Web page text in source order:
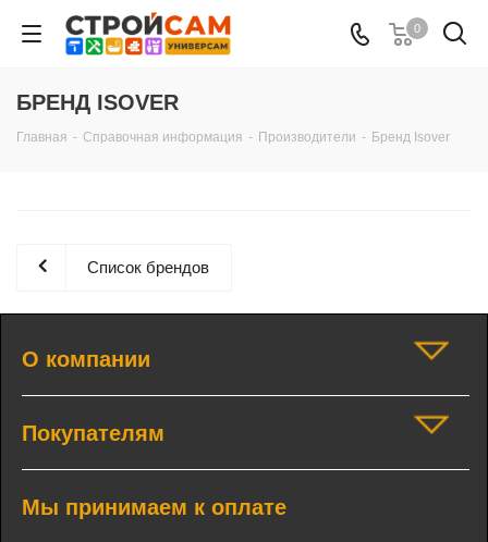
0
БРЕНД ISOVER
Главная - Справочная информация - Производители - Бренд Isover
Список брендов
О компании
Покупателям
Мы принимаем к оплате